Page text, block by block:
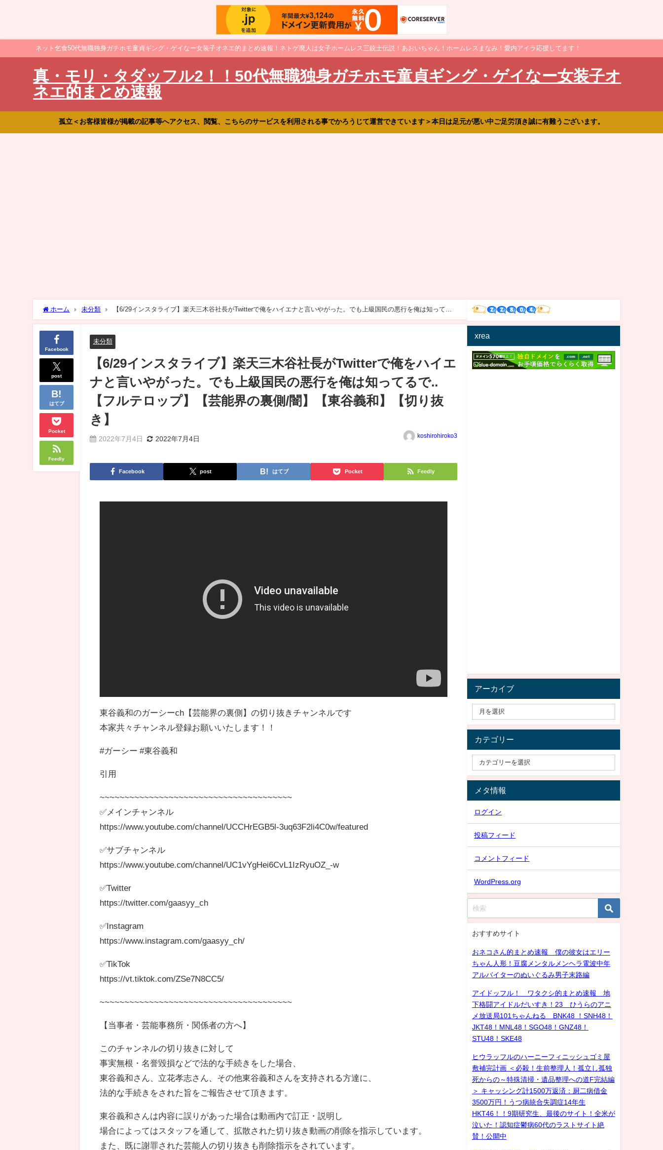
ネット乞食50代無職独身ガチホモ童貞ギング・ゲイなー女装子オネエ的まとめ速報！ネトゲ廃人は女子ホームレス三銃士伝説！あおいちゃん！ホームレスまなみ！愛内アイラ応援してます！
真・モリ・タダッフル2！！50代無職独身ガチホモ童貞ギング・ゲイなー女装子オ
ネエ的まとめ速報
孤立＜お客様皆様が掲載の記事等へアクセス、閲覧、こちらのサービスを利用される事でかろうじて運営できています＞本日は足元が悪い中ご足労頂き誠に有難うございます。
ホーム 未分類
【6/29インスタライブ】楽天三木谷社長がTwitterで俺をハイエナと言いやがった。でも上級国民の悪行を俺は知ってる
で..【フルテロップ】【芸能界の裏側/闇】【東谷義和】【切り抜き】
Facebook
post
はてブ
Pocket
Feedly
未分類
【6/29インスタライブ】楽天三木谷社長がTwitterで俺をハイエ
ナと言いやがった。でも上級国民の悪行を俺は知ってるで..
【フルテロップ】【芸能界の裏側/闇】【東谷義和】【切り抜
き】
2022年7月4日 2022年7月4日 koshirohiroko3
Facebook post はてブ Pocket Feedly
東谷義和のガーシーch【芸能界の裏側】の切り抜きチャンネルです
本家共々チャンネル登録お願いいたします！！
#ガーシー #東谷義和
引用
~~~~~~~~~~~~~~~~~~~~~~~~~~~~~~~~~~~~~~~
✅メインチャンネル
https://www.youtube.com/channel/UCCHrEGB5l-3uq63F2li4C0w/featured
✅サブチャンネル
https://www.youtube.com/channel/UC1vYgHei6CvL1IzRyuOZ_-w
✅Twitter
https://twitter.com/gaasyy_ch
✅Instagram
https://www.instagram.com/gaasyy_ch/
✅TikTok
https://vt.tiktok.com/ZSe7N8CC5/
~~~~~~~~~~~~~~~~~~~~~~~~~~~~~~~~~~~~~~~
【当事者・芸能事務所・関係者の方へ】
このチャンネルの切り抜きに対して
事実無根・名誉毀損などで法的な手続きをした場合、
東谷義和さん、立花孝志さん、その他東谷義和さんを支持される方達に、
法的な手続きをされた旨をご報告させて頂きます。
東谷義和さんは内容に誤りがあった場合は動画内で訂正・説明し
場合によってはスタッフを通して、拡散された切り抜き動画の削除を指示しています。
また、既に謝罪された芸能人の切り抜きも削除指示をされています。
xrea
アーカイブ
カテゴリー
メタ情報
ログイン
投稿フィード
コメントフィード
WordPress.org
おすすめサイト
おネコさん的まとめ速報 僕の彼女はエリー
ちゃん人形！豆腐メンタルメンヘラ電波中年
アルバイターのぬいぐるみ男子末路編
アイドッフル！ ワタクシ的まとめ速報 地
下格闘アイドルだいすき！23 ひうらのアニ
メ放送局101ちゃんねる BNK48 ！SNH48！
JKT48！MNL48！SGO48！GNZ48！
STU48！SKE48
ヒウラッフルのハーニーフィニッシュゴミ屋
敷補完計画 ＜必殺！生前整理人！孤立し孤独
死からの～特殊清掃・遺品整理への道F完結編
＞ キャッシング計1500万返済：厨二病借金
3500万円！うつ病統合失調症14年生
HKT46！！9期研究生、最後のサイト！全米が
泣いた！認知症鬱病60代のラストサイト絶
賛！公開中